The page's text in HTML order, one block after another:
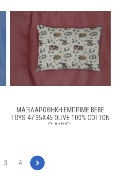
ΜΑΞΙΛΑΡΟΘΉΚΗ ΕΜΠΡΙΜΈ BEBE
TOYS 47 35X45 OLIVE 100% COTTON
FLANNEL
3 4